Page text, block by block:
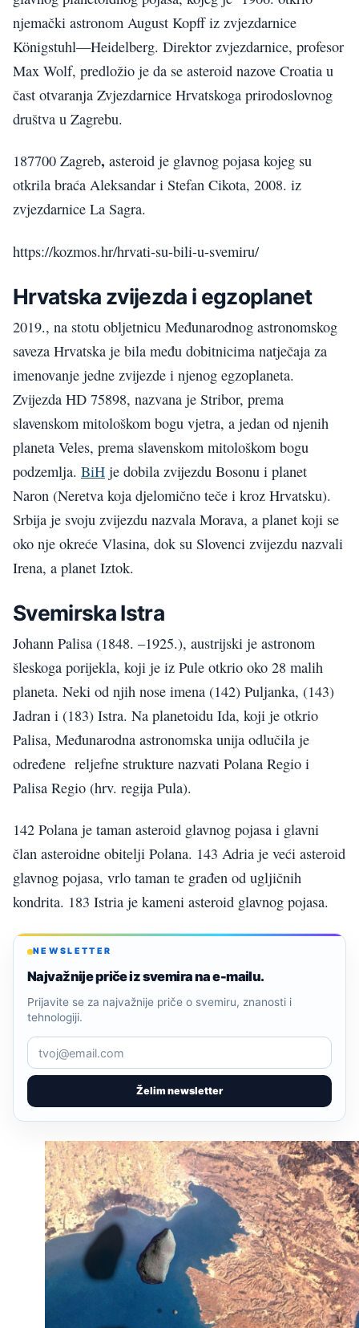
njemački astronom August Kopff iz zvjezdarnice
Königstuhl—Heidelberg. Direktor zvjezdarnice, profesor
Max Wolf, predložio je da se asteroid nazove Croatia u
čast otvaranja Zvjezdarnice Hrvatskoga prirodoslovnog
društva u Zagrebu.
187700 Zagreb, asteroid je glavnog pojasa kojeg su
otkrila braća Aleksandar i Stefan Cikota, 2008. iz
zvjezdarnice La Sagra.
https://kozmos.hr/hrvati-su-bili-u-svemiru/
Hrvatska zvijezda i egzoplanet
2019., na stotu obljetnicu Međunarodnog astronomskog
saveza Hrvatska je bila među dobitnicima natječaja za
imenovanje jedne zvijezde i njenog egzoplaneta.
Zvijezda HD 75898, nazvana je Stribor, prema
slavenskom mitološkom bogu vjetra, a jedan od njenih
planeta Veles, prema slavenskom mitološkom bogu
podzemlja. BiH je dobila zvijezdu Bosonu i planet
Naron (Neretva koja djelomično teče i kroz Hrvatsku).
Srbija je svoju zvijezdu nazvala Morava, a planet koji se
oko nje okreće Vlasina, dok su Slovenci zvijezdu nazvali
Irena, a planet Iztok.
Svemirska Istra
Johann Palisa (1848. –1925.), austrijski je astronom
šleskoga porijekla, koji je iz Pule otkrio oko 28 malih
planeta. Neki od njih nose imena (142) Puljanka, (143)
Jadran i (183) Istra. Na planetoidu Ida, koji je otkrio
Palisa, Međunarodna astronomska unija odlučila je
određene reljefne strukture nazvati Polana Regio i
Palisa Regio (hrv. regija Pula).
142 Polana je taman asteroid glavnog pojasa i glavni
član asteroidne obitelji Polana. 143 Adria je veći asteroid
glavnog pojasa, vrlo taman te građen od ugljičnih
kondrita. 183 Istria je kameni asteroid glavnog pojasa.
NEWSLETTER
Najvažnije priče iz svemira na e-mailu.
Želim newsletter
Prijavite se za najvažnije priče o svemiru, znanosti i
tehnologiji.